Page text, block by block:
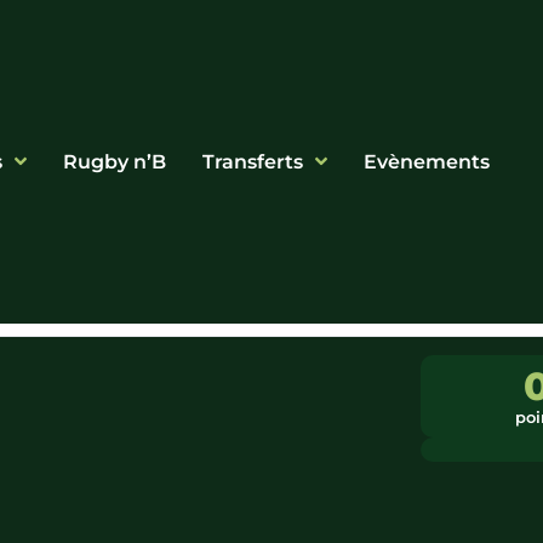
Rugby n’B Transferts Evènements